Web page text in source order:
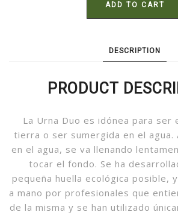
ADD TO CART
DESCRIPTION
PRODUCT
La Urna Duo es idónea para ser
tierra o ser sumergida en el agua.
en el agua, se va llenando
tocar el fondo. Se ha
pequeña huella ecológica posible,
a mano por profesionales que
de la misma y se han utilizado